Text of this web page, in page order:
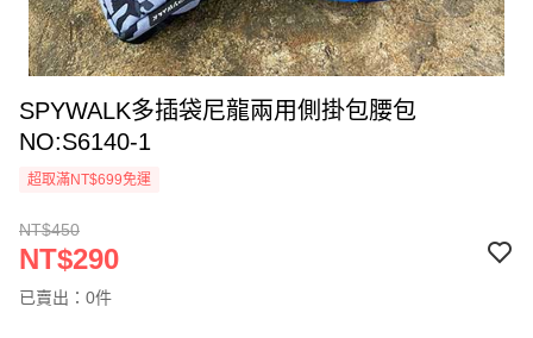
SPYWALK多插袋尼龍兩用側掛包腰包
NO:S6140-1
超取滿NT$699免運
NT$450
NT$290
已賣出：0件